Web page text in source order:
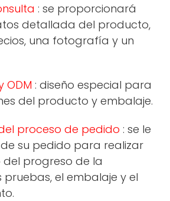
: se proporcionará
detallada del producto,
una fotografía y un
ODM : diseño especial para
del producto y embalaje.
proceso de pedido : se le
su pedido para realizar
del progreso de la
pruebas, el embalaje y el